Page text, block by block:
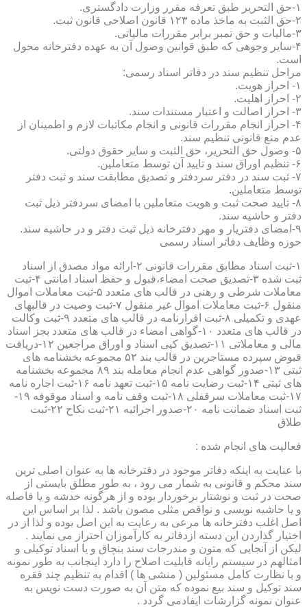
۱-حق التحریر طبق تعرفه مقرر وزارت دادگستری.
۲-حق الثبت به ماخذ ماده ۱۲۳ قانون اصلاحی قانون ثبت.
۳-مالیات و حق تمبر برابر مقررات مالیاتی.
۴-سایر وجوهی که طبق قوانین وصول آن به عهده دفترخانه محول
است.
مراحل تنظیم سند در دفاتر اسناد رسمی:
۱- احراز هویت.
۲- احراز اهلیت.
۳- احراز اصالت و اعتبار مستندات سند.
۴- احراز انجام مقررات قانونی و انجام مکاتبات لازم و اطمینان از
عدم منع قانونی تنظیم سند.
۵- وصول حق التحریر، حق الثبت و سایر حقوق دولتی.
۶- تنظیم اوراق سند و تایید آن توسط متعاملین.
۷- ثبت سند در دفتر سردفتر و تصدیق مطابقت سند و ثبت دفتر
توسط متعاملین.
۸- تایید صحت ثبت و هویت متعاملین با امضای سردفتر ذیل ثبت
دفتر و حاشیه سند.
۹-امضای دفتریار و مهر دفترخانه ذیل ثبت دفتر و در حاشیه سند.
حوزه وظایف دفاتر اسناد رسمی
۱-ثبت اسناد مطابق مقررات قانونی ۲-ارائه مواد مصدق از اسناد
ثبت شده ۳-تصدیق صحت امضاء،قبول و حفظ اسناد امانتی ۴-ثبت
معاملات شرطی و رهنی در قالب های متعدد ۵-ثبت معاملات اموال
منقول ۶-ثبت معاملات اموال غیر منقول ۷-ثبت وصیت در قالبهای
عهدی و تکمیلی ۸-ثبت اقرارنامه در قالب های متعدد ۹-ثبت وکالت
در قالب های متعدد ۱۰-گواهی امضاء در قالب های متعدد بجز اسناد
مالی و معاملاتی ۱۱-تصدیق کپی اسناد و اوراق مراجعین ۱۲-دریافت
قبوض سپرده مستاجرین در قالب بند ۵۲ مجموعه بخشنامه های
ثبتی ۱۳-صدور گواهی عدم انجام معامله بند ۸۹ مجموعه بخشنامه
های ثبتی ۱۴-ثبت رضایت نامه ۱۵-ثبت تعهد نامه ۱۶-ثبت اجاره نامه
۱۷-ثبت معاملات سرقفلی ۱۸-ثبت وقف نامه و اسناد موقوفه ۱۹-
ثبت اسناد ضمانت نامه ۲۰-صدور اجرائیه ۲۱-ثبت نکاح ۲۲-ثبت
طلاق
فعالیت های انجام شده :
با عنایت به اینکه دفاتر موجود در دفترخانه ها به عنوان اصلی ترین
سند محکم و قانونی به شمار می رود ، به طور مطلق بایستی از
صحت در ثبت و نوشتار برخوردار بوده و از هرگونه خدشه و یا فاصله
و یا حاشیه نویسی و نواقص مثلی مصون باشد . لذا بر اساس این
اصل اغلب دفترخانه ها مرعی به رعایت به این اصل بوده و لذا از در
اختیار گذاردن این دسته ازدفاتر به کارآموزان احتراز می نمایند .
لیکن از آنجایی که متون و مندرجات سند بنچاق و یا اسناد توکیلی و
امثالهم در سیستم رایانه قابلیت اصلاح را دارد اینجانب به طور نمونه
و با نظارت کامل مسئولین ( منشی ها ) اقدام به تنظیم چند فقره
سند توکیل و سند بیع نموده که متن آن به صورت دست نویس به
عنوان نمونه گزارشات ایفادمی گردد .